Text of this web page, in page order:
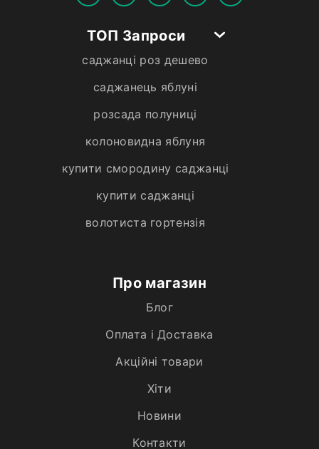
ТОП Запроси
саджанці роз дешево
саджанець яблуні
розсада полуниці
колоновидна яблуня
купити смородину саджанці
купити саджанці
волотиста гортензія
Про магазин
Блог
Оплата і Доставка
Акційні товари
Хiти
Новини
Контакти